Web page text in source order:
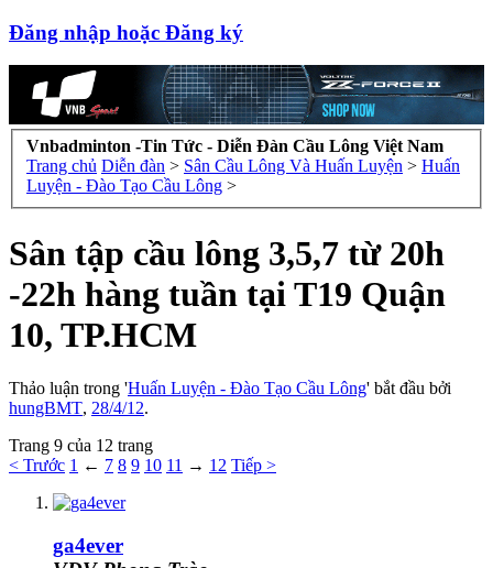
Đăng nhập hoặc Đăng ký
Vnbadminton -Tin Tức - Diễn Đàn Cầu Lông Việt Nam
Trang chủ Diễn đàn > Sân Cầu Lông Và Huấn Luyện > Huấn
Luyện - Đào Tạo Cầu Lông >
Sân tập cầu lông 3,5,7 từ 20h
-22h hàng tuần tại T19 Quận
10, TP.HCM
Thảo luận trong 'Huấn Luyện - Đào Tạo Cầu Lông' bắt đầu bởi
hungBMT, 28/4/12.
Trang 9 của 12 trang
< Trước 1 ← 7 8 9 10 11 → 12 Tiếp >
ga4ever